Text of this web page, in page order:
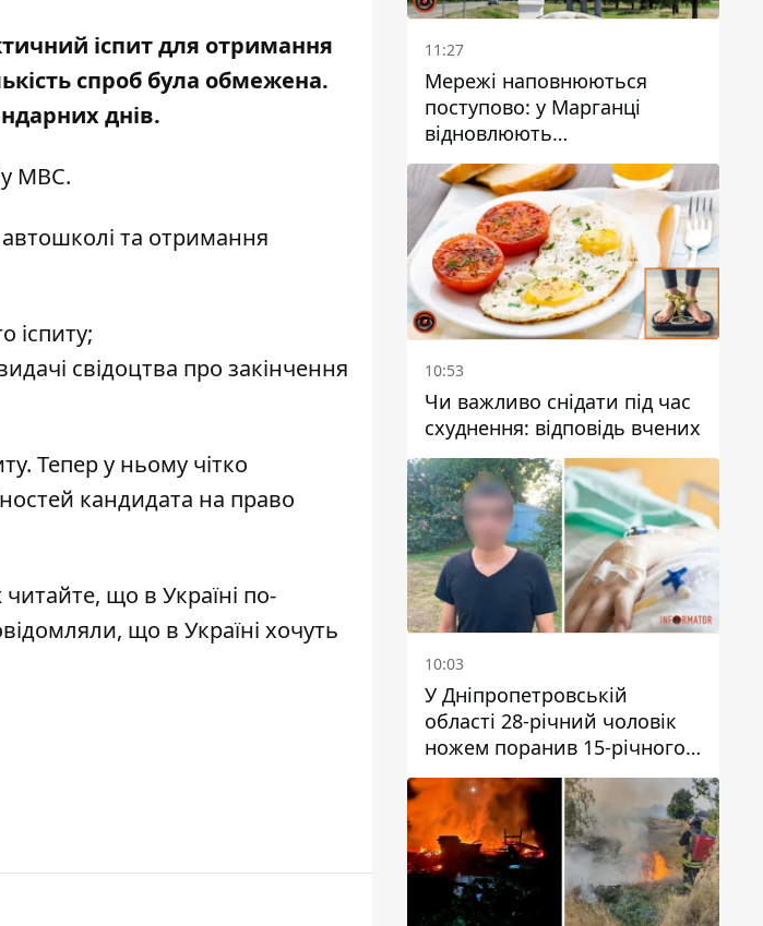
іспит для отримання
спроб була обмежена.
днів.
МВС.
та отримання
іспиту;
свідоцтва про закінчення
Тепер у ньому чітко
кандидата на право
читайте, що в Україні по-
що в Україні хочуть
11:27
Мережі наповнюються
поступово: у Марганці
відновлюють
водопостачання
10:53
Чи важливо снідати під час
схуднення: відповідь вчених
10:03
У Дніпропетровській
області 28-річний чоловік
ножем поранив 15-річного
хлопця